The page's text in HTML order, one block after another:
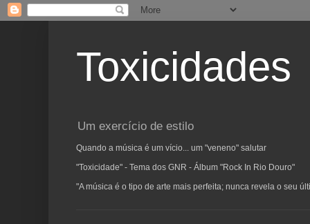
Toxicidades
Um exercício de estilo
Quando a música é um vício... um "veneno" salutar
"Toxicidade" - Tema dos GNR - Álbum "Rock In Rio Douro"
"A música é o tipo de arte mais perfeita; nunca revela o seu